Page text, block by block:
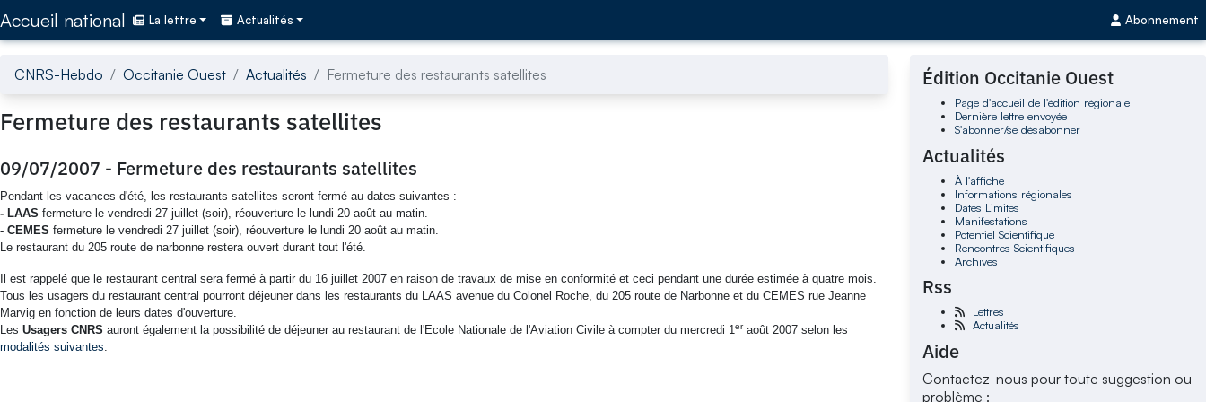
Accueil national La lettre Actualités Abonnement
CNRS-Hebdo Occitanie Ouest Actualités Fermeture des restaurants satellites
Fermeture des restaurants satellites
09/07/2007 - Fermeture des restaurants satellites
Pendant les vacances d'été, les restaurants satellites seront fermé au dates suivantes :
- LAAS fermeture le vendredi 27 juillet (soir), réouverture le lundi 20 août au matin.
- CEMES fermeture le vendredi 27 juillet (soir), réouverture le lundi 20 août au matin.
Le restaurant du 205 route de narbonne restera ouvert durant tout l'été.
Il est rappelé que le restaurant central sera fermé à partir du 16 juillet 2007 en raison de travaux de mise en conformité et ceci pendant une durée estimée à quatre mois.
Tous les usagers du restaurant central pourront déjeuner dans les restaurants du LAAS avenue du Colonel Roche, du 205 route de Narbonne et du CEMES rue Jeanne
Marvig en fonction de leurs dates d'ouverture.
Les Usagers CNRS auront également la possibilité de déjeuner au restaurant de l'Ecole Nationale de l'Aviation Civile à compter du mercredi 1 eraoût 2007 selon les
modalités suivantes
Édition Occitanie Ouest
Page d'accueil de l'édition régionale
Dernière lettre envoyée
S'abonner/se désabonner
Actualités
À l'affiche
Informations régionales
Dates Limites
Manifestations
Potentiel Scientifique
Rencontres Scientifiques
Archives
Rss
Lettres
Actualités
Aide
Contactez-nous pour toute suggestion ou
problème :